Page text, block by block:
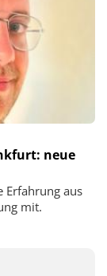
neue
Erfahrung aus
mit.